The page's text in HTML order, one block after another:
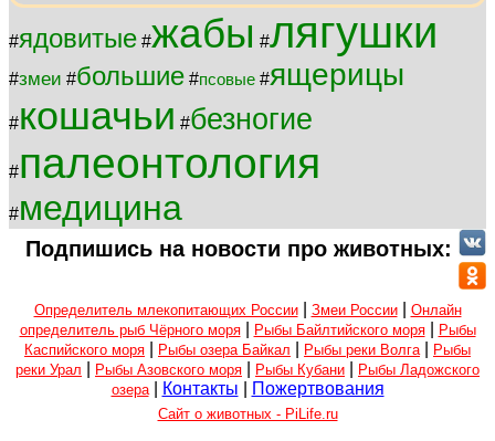
#ядовитые #жабы #лягушки
#змеи #большие #псовые #ящерицы
#кошачьи #безногие
#палеонтология
#медицина
Подпишись на новости про животных:
Определитель млекопитающих России| Змеи России| Онлайн
определитель рыб Чёрного моря| Рыбы Байлтийского моря|
Рыбы
Каспийского моря
Рыбы озера Байкал Рыбы реки Волга
Рыбы
реки Урал
Рыбы Азовского моря Рыбы Кубани
Рыбы Ладожского
озера| Контакты Пожертвования
Сайт о животных - PiLife.ru